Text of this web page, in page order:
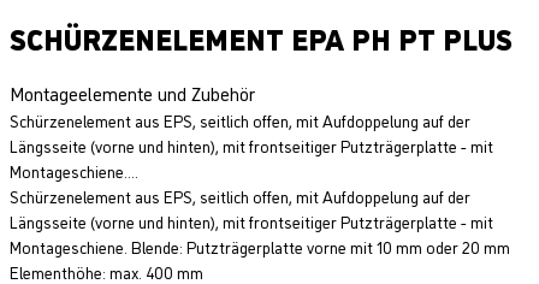
SCHÜRZENELEMENT EPA PH PT PLUS
Montageelemente und Zubehör
Schürzenelement aus EPS, seitlich offen, mit Aufdoppelung auf der
Längsseite (vorne und hinten), mit frontseitiger Putzträgerplatte - mit
Montageschiene....
Schürzenelement aus EPS, seitlich offen, mit Aufdoppelung auf der
Längsseite (vorne und hinten), mit frontseitiger Putzträgerplatte - mit
Montageschiene. Blende: Putzträgerplatte vorne mit 10 mm oder 20 mm
Elementhöhe: max. 400 mm